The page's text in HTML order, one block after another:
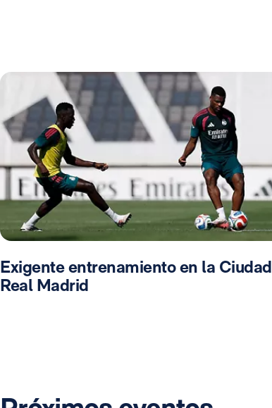
Exigente entrenamiento en la Ciudad
Real Madrid